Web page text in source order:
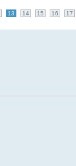
13 14 15 16 17